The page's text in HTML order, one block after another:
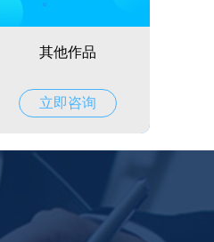
其他作品
立即咨询